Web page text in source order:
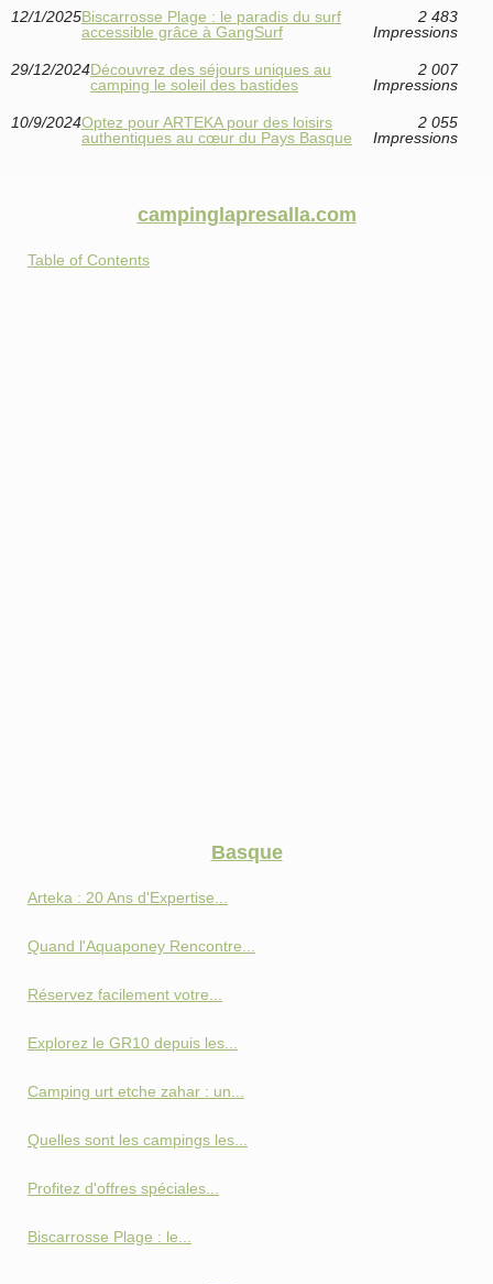
12/1/2025Biscarrosse Plage : le paradis du surf
accessible grâce à GangSurf
2 483
Impressions
29/12/2024Découvrez des séjours uniques au
camping le soleil des bastides
2 007
Impressions
10/9/2024Optez pour ARTEKA pour des loisirs
authentiques au cœur du Pays Basque
2 055
Impressions
campinglapresalla.com
Table of Contents
Basque
Arteka : 20 Ans d'Expertise...
Quand l'Aquaponey Rencontre...
Réservez facilement votre...
Explorez le GR10 depuis les...
Camping urt etche zahar : un...
Quelles sont les campings les...
Profitez d'offres spéciales...
Biscarrosse Plage : le...